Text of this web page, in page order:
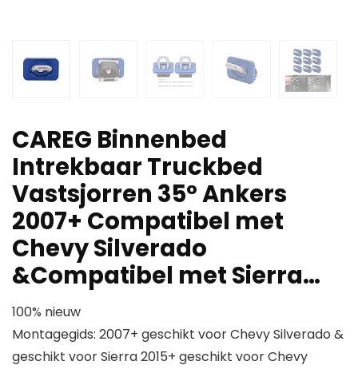
CAREG Binnenbed
Intrekbaar Truckbed
Vastsjorren 35° Ankers
2007+ Compatibel met
Chevy Silverado
&Compatibel met Sierra…
100% nieuw
Montagegids: 2007+ geschikt voor Chevy Silverado &
geschikt voor Sierra 2015+ geschikt voor Chevy